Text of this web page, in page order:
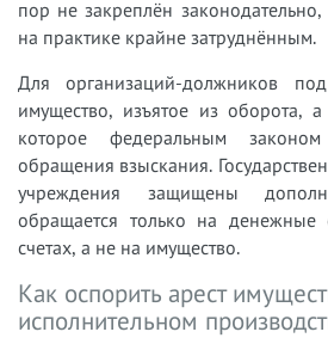
пор не закреплён
на практике крайне затруднённым.
Для организаций-должников
имущество, изъятое из оборота,
которое федеральным
обращения взыскания.
учреждения защищены
обращается только на денежные
счетах, а не на имущество.
Как оспорить арест
исполнительном